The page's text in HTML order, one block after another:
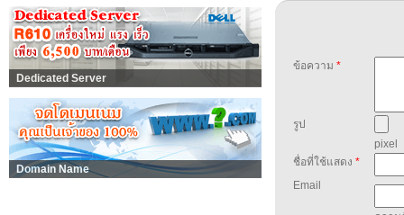
Dedicated Server
Domain Name
ข้อความ *
รูป
pixel
ชื่อที่ใช้แสดง *
Email